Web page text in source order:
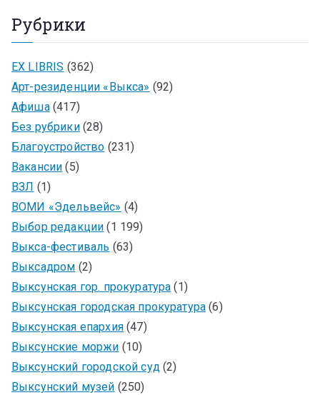
Рубрики
EX LIBRIS (362)
Арт-резиденции «Выкса» (92)
Афиша(417)
Без рубрики(28)
Благоустройство (231)
Вакансии (5)
ВЗЛ (1)
ВОМИ «Эдельвейс» (4)
Выбор редакции (1 199)
Выкса-фестиваль (63)
Выксадром (2)
Выксунская гор. прокуратура (1)
Выксунская городская прокуратура (6)
Выксунская епархия(47)
Выксунские моржи (10)
Выксунский городской суд(2)
Выксунский музей (250)